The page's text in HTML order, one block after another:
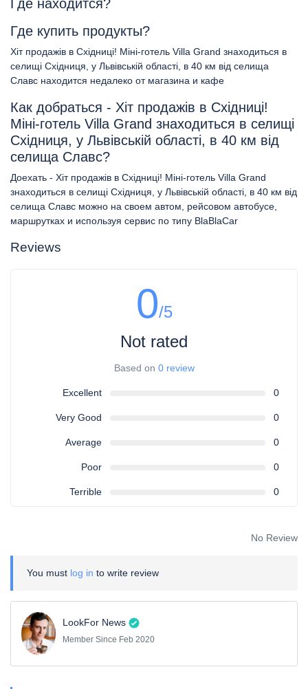
Где находится?
Где купить продукты?
Хіт продажів в Східниці! Міні-готель Villa Grand знаходиться в
селищі Східниця, у Львівській області, в 40 км від селища
Славс находится недалеко от магазина и кафе
Как добраться - Хіт продажів в Східниці!
Міні-готель Villa Grand знаходиться в селищі
Східниця, у Львівській області, в 40 км від
селища Славс?
Доехать - Хіт продажів в Східниці! Міні-готель Villa Grand
знаходиться в селищі Східниця, у Львівській області, в 40 км від
селища Славс можно на своем автом, рейсовом автобусе,
маршрутках и используя сервис по типу BlaBlaCar
Reviews
0/5
Not rated
Based on 0 review
Excellent 0
Very Good 0
Average 0
Poor 0
Terrible 0
No Review
You must log in to write review
LookFor News
Member Since Feb 2020